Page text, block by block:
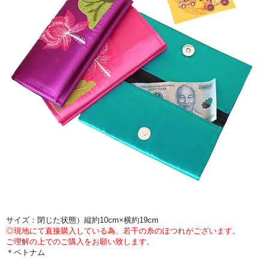
サイズ：閉じた状態）縦約10cm×横約19cm
◎現地にて直接購入している為、若干の糸のほつれがございます。
ご理解の上でのご購入をお願い致します。
＊ベトナム